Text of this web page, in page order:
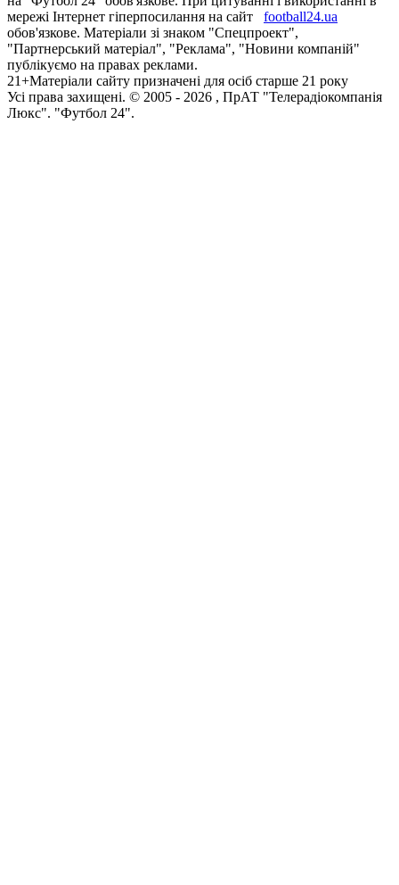
мережі Інтернет гіперпосилання на сайт
football24.ua
обов'язкове. Матеріали зі знаком "Спецпроект",
"Партнерський матеріал", "Реклама", "Новини компаній"
публікуємо на правах реклами.
21+Матеріали сайту призначені для осіб старше 21 року
Усi права захищенi. © 2005 - 2026 , ПрАТ "Телерадіокомпанія
Люкс". "Футбол 24".